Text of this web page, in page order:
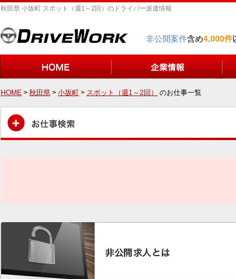
秋田県 小坂町 スポット（週1～2回）のドライバー派遣情報
非公開案件含め4,000件
HOME > 秋田県 > 小坂町 > スポット（週1～2回） のお仕事一覧